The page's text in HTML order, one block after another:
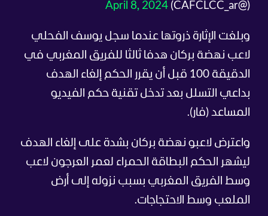
(@CAFCLCC_ar)
April 8, 2024
وبلغت الإثارة ذروتها عندما سجل يوسف الفحلي
لاعب نهضة بركان هدفا ثالثا للفريق المغربي في
الدقيقة 100 قبل أن يقرر الحكم إلغاء الهدف
بداعي التسلل بعد تدخل تقنية حكم الفيديو
المساعد (فار).
واعترض لاعبو نهضة بركان بشدة على إلغاء الهدف
ليشهر الحكم البطاقة الحمراء لعمر العرجون لاعب
وسط الفريق المغربي بسبب نزوله إلى أرض
الملعب وسط الاحتجاجات.